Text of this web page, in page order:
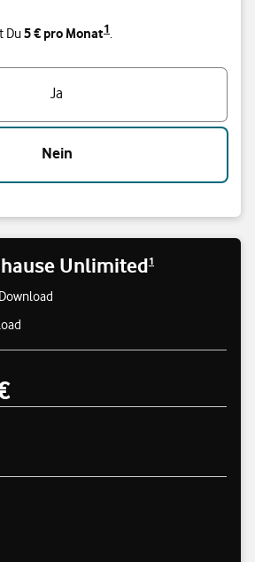
Du5 € pro Monat1.
Ja
Nein
Unlimited1